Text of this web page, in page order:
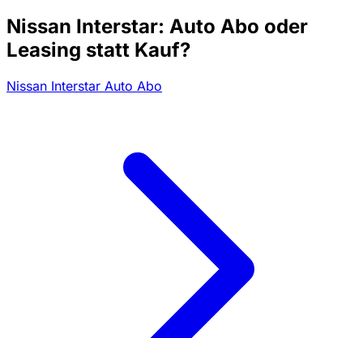
Nissan Interstar: Auto Abo oder
Leasing statt Kauf?
Nissan Interstar Auto Abo